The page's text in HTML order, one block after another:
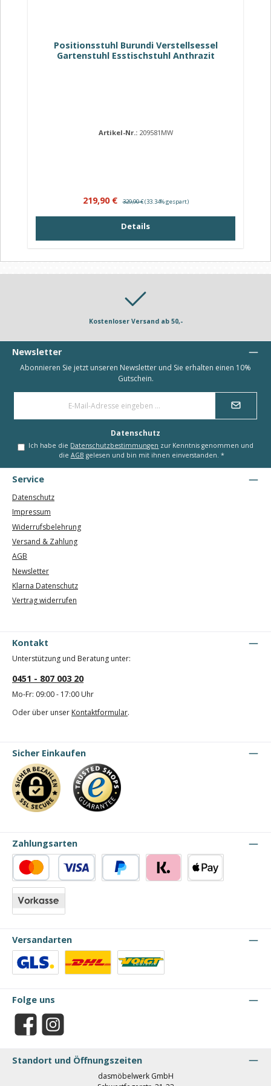
Positionsstuhl Burundi Verstellsessel
Gartenstuhl Esstischstuhl Anthrazit
Artikel-Nr.: 209581MW
Verkaufspreis:
219,90 € Regulärer Preis:
329,90 €(33.34% gespart)
Details
Kostenloser Versand ab 50,-
Newsletter
Abonnieren Sie jetzt unseren Newsletter und Sie erhalten einen 10%
Gutschein.
Datenschutz
Ich habe die Datenschutzbestimmungen zur Kenntnis genommen und
die AGB gelesen und bin mit ihnen einverstanden. *
Service
Datenschutz
Impressum
Widerrufsbelehrung
Versand & Zahlung
AGB
Newsletter
Klarna Datenschutz
Vertrag widerrufen
Kontakt
Unterstützung und Beratung unter:
0451 - 807 003 20
Mo-Fr: 09:00 - 17:00 Uhr
Oder über unser Kontaktformular.
Sicher Einkaufen
Zahlungsarten
Kredit- oder Debitkarte
Versandarten
Folge uns
Facebook Instagram
Standort und Öffnungszeiten
dasmöbelwerk GmbH